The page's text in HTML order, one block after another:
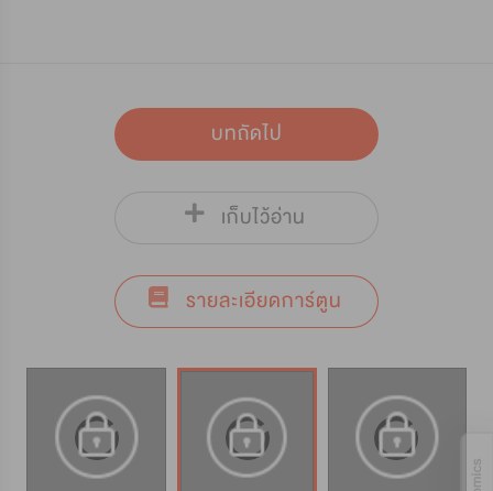
บทถัดไป
เก็บไว้อ่าน
รายละเอียดการ์ตูน